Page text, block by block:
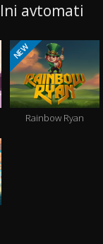
avtomati
NEW
Rainbow Ryan